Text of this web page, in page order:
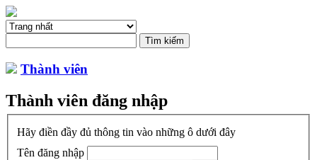
Thành viên
Thành viên đăng nhập
Hãy điền đầy đủ thông tin vào những ô dưới đây
Tên đăng nhập